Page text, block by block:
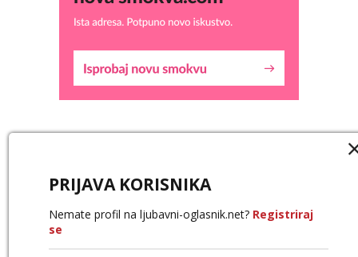
PRIJAVA KORISNIKA
Nemate profil na ljubavni-oglasnik.net? Registriraj
se